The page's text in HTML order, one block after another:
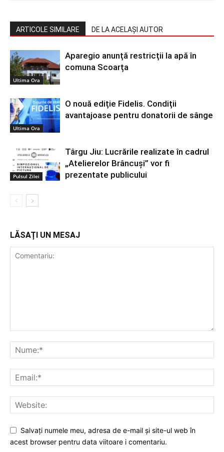
ARTICOLE SIMILARE DE LA ACELAȘI AUTOR
Ultima Ora
Aparegio anunță restricții la apă în
comuna Scoarța
Ultima Ora
O nouă ediție Fidelis. Condiții
avantajoase pentru donatorii de sânge
Pulsul Zilei
Târgu Jiu: Lucrările realizate în cadrul
„Atelierelor Brâncuși” vor fi
prezentate publicului
LĂSAȚI UN MESAJ
Salvați numele meu, adresa de e-mail și site-ul web în
acest browser pentru data viitoare i comentariu.